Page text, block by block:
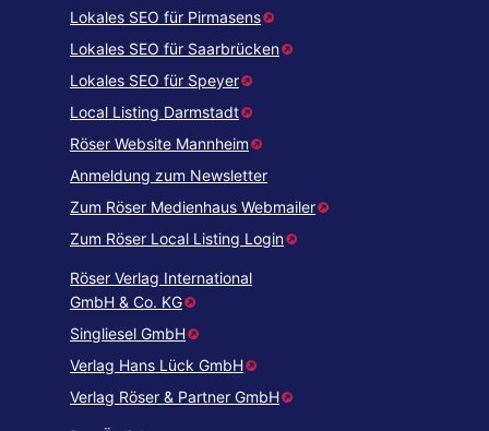
Lokales SEO für Pirmasens
Lokales SEO für Saarbrücken
Lokales SEO für Speyer
Local Listing Darmstadt
Röser Website Mannheim
Anmeldung zum Newsletter
Zum Röser Medienhaus Webmailer
Zum Röser Local Listing Login
Röser Verlag International
GmbH & Co. KG
Singliesel GmbH
Verlag Hans Lück GmbH
Verlag Röser & Partner GmbH